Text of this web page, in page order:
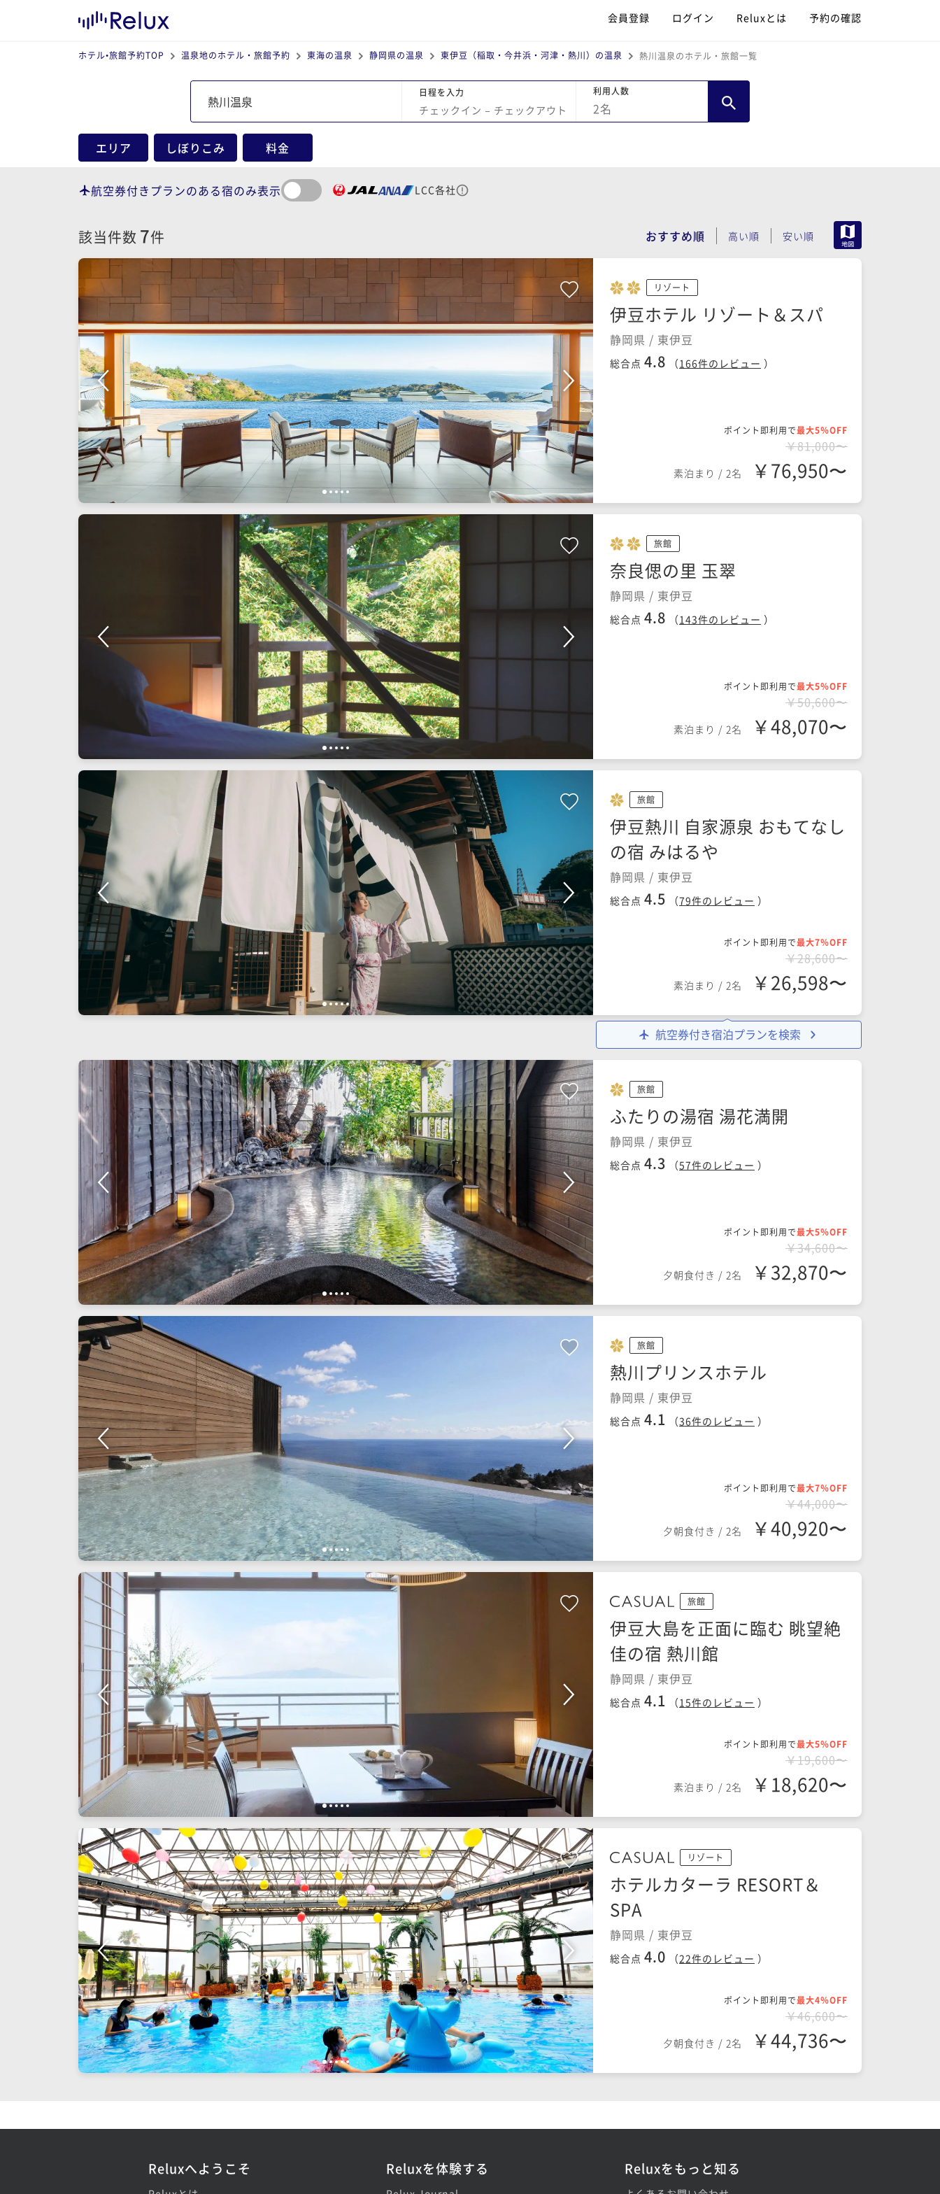
会員登録 ログイン Reluxとは 予約の確認
ホテル•旅館予約TOP 温泉地のホテル・旅館予約 東海の温泉 静岡県の温泉 東伊豆（稲取・今井浜・河津・熱川）の温泉 熱川温泉のホテル・旅館一覧
日程を入力
チェックイン − チェックアウト
利用人数
2名
エリア しぼりこみ 料金
航空券付きプランのある宿のみ表示 LCC各社
該当件数 7件 おすすめ順 高い順 安い順
1 2345
リゾート
伊豆ホテル リゾート＆スパ
静岡県 / 東伊豆
総合点 4.8 （166件のレビュー ）
ポイント即利用で最大5％OFF
￥81,000〜
素泊まり / 2名 ￥76,950〜
1 2 345
旅館
奈良偲の里 玉翠
静岡県 / 東伊豆
総合点 4.8 （143件のレビュー ）
ポイント即利用で最大5％OFF
￥50,600〜
素泊まり / 2名 ￥48,070〜
1 2345
旅館
伊豆熱川 自家源泉 おもてなし
の宿 みはるや
静岡県 / 東伊豆
総合点 4.5 （79件のレビュー ）
ポイント即利用で最大7％OFF
￥28,600〜
素泊まり / 2名 ￥26,598〜
航空券付き宿泊プランを検索
1 2345
旅館
ふたりの湯宿 湯花満開
静岡県 / 東伊豆
総合点 4.3 （57件のレビュー ）
ポイント即利用で最大5％OFF
￥34,600〜
夕朝食付き / 2名 ￥32,870〜
1 23 45
旅館
熱川プリンスホテル
静岡県 / 東伊豆
総合点 4.1 （36件のレビュー ）
ポイント即利用で最大7％OFF
￥44,000〜
夕朝食付き / 2名 ￥40,920〜
1 2345
旅館
伊豆大島を正面に臨む 眺望絶
佳の宿 熱川館
静岡県 / 東伊豆
総合点 4.1 （15件のレビュー ）
ポイント即利用で最大5％OFF
￥19,600〜
素泊まり / 2名 ￥18,620〜
1 2345
リゾート
ホテルカターラ RESORT＆
SPA
静岡県 / 東伊豆
総合点 4.0 （22件のレビュー ）
ポイント即利用で最大4％OFF
￥46,600〜
夕朝食付き / 2名 ￥44,736〜
Reluxへようこそ Reluxを体験する Reluxをもっと知る